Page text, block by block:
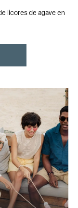
licores de agave en